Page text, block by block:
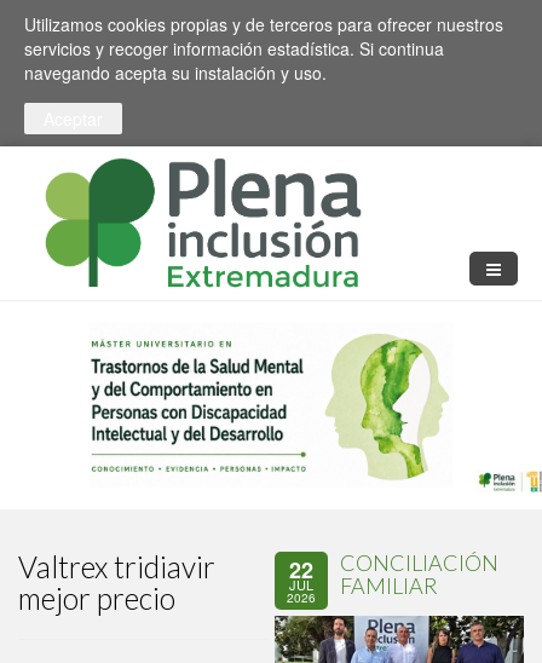
Pasar al contenido principal
Toggle high contrast
Utilizamos cookies propias y de terceros para ofrecer nuestros
servicios y recoger información estadística. Si continua
navegando acepta su instalación y uso.
Valtrex tridiavir
mejor precio
22
JUL
2026
CONCILIACIÓN
FAMILIAR